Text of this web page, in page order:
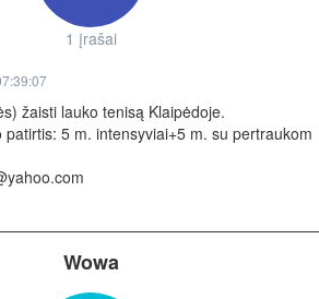
1 įrašai
žaisti lauko tenisą Klaipėdoje.
5 m. intensyviai+5 m. su pertraukom
Wowa